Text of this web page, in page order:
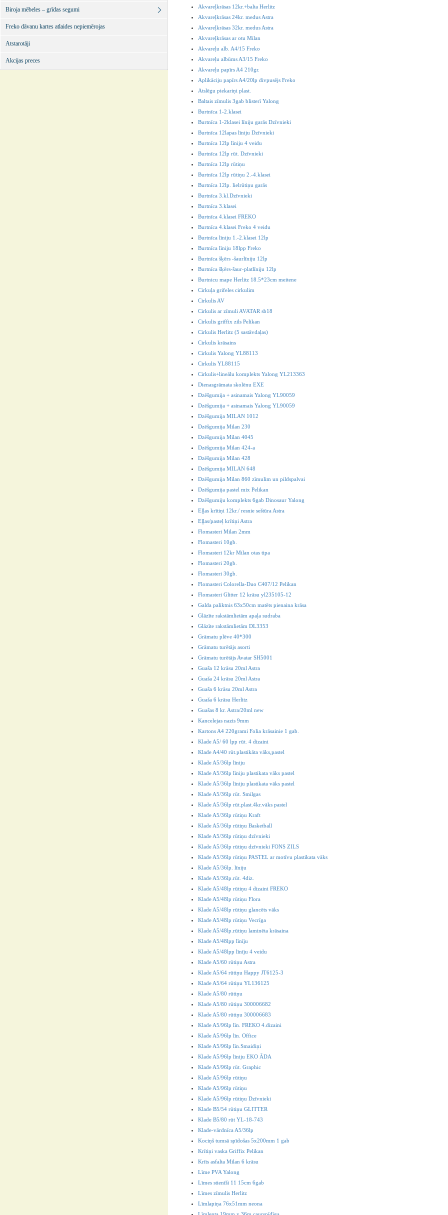
Akvareļkrāsas 12kr.+balta Herlitz
Akvareļkrāsas 24kr. medus Astra
Akvareļkrāsas 32kr. medus Astra
Akvareļkrāsas ar otu Milan
Akvareļu alb. A4/15 Freko
Akvareļu albūms A3/15 Freko
Akvareļu papīrs A4 210gr.
Aplikāciju papīrs A4/20lp divpusējs Freko
Atslēgu piekariņi plast.
Baltais zīmulis 3gab blisterī Yalong
Burtnīca 1-2.klasei
Burtnīca 1-2klasei līniju garās Dzīvnieki
Burtnīca 12lapas līniju Dzīvnieki
Burtnīca 12lp līniju 4 veidu
Burtnīca 12lp rūt. Dzīvnieki
Burtnīca 12lp rūtiņu
Burtnīca 12lp rūtiņu 2.-4.klasei
Burtnīca 12lp. lielrūtiņu garās
Burtnīca 3.kl.Dzīvnieki
Burtnīca 3.klasei
Burtnīca 4.klasei FREKO
Burtnīca 4.klasei Freko 4 veidu
Burtnīca līniju 1.-2.klasei 12lp
Burtnīca līniju 18lpp Freko
Burtnīca šķērs -šaurlīniju 12lp
Burtnīca šķērs-šaur-platlīniju 12lp
Burtnicu mape Herlitz 18.5*23cm meitene
Cirkuļa grifeles cirkulim
Cirkulis AV
Cirkulis ar zīmuli AVATAR sb18
Cirkulis griffix zils Pelikan
Cirkulis Herlitz (5 sastāvdaļas)
Cirkulis krāsains
Cirkulis Yalong YL88113
Cirkulis YL88115
Cirkulis+lineālu komplekts Yalong YL213363
Dienasgrāmata skolēnu EXE
Dzēšgumija + asinamais Yalong YL90059
Dzēšgumija + asinamais Yalong YL90059
Dzēšgumija MILAN 1012
Dzēšgumija Milan 230
Dzēšgumija Milan 4045
Dzēšgumija Milan 424-a
Dzēšgumija Milan 428
Dzēšgumija MILAN 648
Dzēšgumija Milan 860 zīmulim un pildspalvai
Dzēšgumija pastel mix Pelikan
Dzēšgumiju komplekts 6gab Dinosaur Yalong
Eļļas krītiņi 12kr./ resnie seštūra Astra
Eļļas/pasteļ krītiņi Astra
Flomasteri Milan 2mm
Flomasteri 10gb.
Flomasteri 12kr Milan otas tipa
Flomasteri 20gb.
Flomasteri 30gb.
Flomasteri Colorella-Duo C407/12 Pelikan
Flomasteri Glitter 12 krāsu yl235105-12
Galda paliktnis 63x50cm matēts pienaina krāsa
Glāzīte rakstāmlietām apaļa sudraba
Glāzīte rakstāmlietām DL3353
Grāmatu plēve 40*300
Grāmatu turētājs asorti
Grāmatu turētājs Avatar SH5001
Guaša 12 krāsu 20ml Astra
Guaša 24 krāsu 20ml Astra
Guaša 6 krāsu 20ml Astra
Guaša 6 krāsu Herlitz
Guašas 8 kr. Astra/20ml new
Kancelejas nazis 9mm
Kartons A4 220grami Folia krāsainie 1 gab.
Klade A5/ 60 lpp rūt. 4 dizaini
Klade A4/40 rūt.plastikāta vāks,pastel
Klade A5/36lp līniju
Klade A5/36lp līniju plastikata vāks pastel
Klade A5/36lp līniju plastikata vāks pastel
Klade A5/36lp rūt. Smilgas
Klade A5/36lp rūt.plast.4kr.vāks pastel
Klade A5/36lp rūtiņu Kraft
Klade A5/36lp rūtiņu Basketball
Klade A5/36lp rūtiņu dzīvnieki
Klade A5/36lp rūtiņu dzīvnieki FONS ZILS
Klade A5/36lp rūtiņu PASTEL ar motīvu plastikata vāks
Klade A5/36lp. līniju
Klade A5/36lp.rūt. 4diz.
Klade A5/48lp rūtiņu 4 dizaini FREKO
Klade A5/48lp rūtiņu Flora
Klade A5/48lp rūtiņu glancēts vāks
Klade A5/48lp rūtiņu Vecrīga
Klade A5/48lp.rūtiņu laminēta krāsaina
Klade A5/48lpp līnīju
Klade A5/48lpp līnīju 4 veidu
Klade A5/60 rūtiņu Astra
Klade A5/64 rūtiņu Happy JT6125-3
Klade A5/64 rūtiņu YL136125
Klade A5/80 rūtiņu
Klade A5/80 rūtiņu 300006682
Klade A5/80 rūtiņu 300006683
Klade A5/96lp līn. FREKO 4.dizaini
Klade A5/96lp līn. Office
Klade A5/96lp līn.Smaidiņi
Klade A5/96lp līniju EKO ĀDA
Klade A5/96lp rūt. Graphic
Klade A5/96lp rūtiņu
Klade A5/96lp rūtiņu
Klade A5/96lp rūtiņu Dzīvnieki
Klade B5/54 rūtiņu GLITTER
Klade B5/80 rūt YL-18-743
Klade-vārdnīca A5/36lp
Kociņš tumsā spīdošas 5x200mm 1 gab
Krītiņi vaska Griffix Pelikan
Krīts asfalta Milan 6 krāsu
Līme PVA Yalong
Līmes stienīši 11 15cm 6gab
Līmes zīmulis Herlitz
Līmlapiņa 76x51mm neona
Biroja mēbeles – grīdas segumi
Freko dāvanu kartes atlaides nepiemērojas
Atstarotāji
Akcijas preces